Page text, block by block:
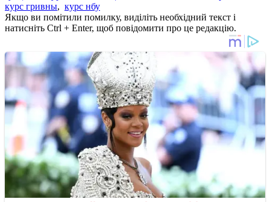
курс гривны, курс нбу
Якщо ви помітили помилку, виділіть необхідний текст і
натисніть Ctrl + Enter, щоб повідомити про це редакцію.